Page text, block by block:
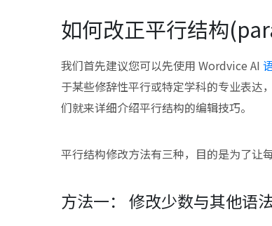
如何改正平行结构
我们首先建议您可以先使用 Wordvice AI
于某些修辞性平行或特定学科的专业表达
们就来详细介绍平行结构的编辑技巧。
平行结构修改方法有三种，目的是为了让
方法一： 修改少数与其他语